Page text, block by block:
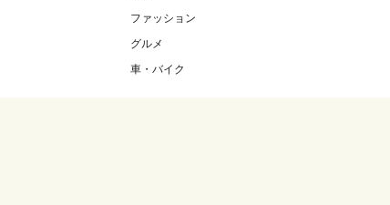
ファッション
グルメ
車・バイク